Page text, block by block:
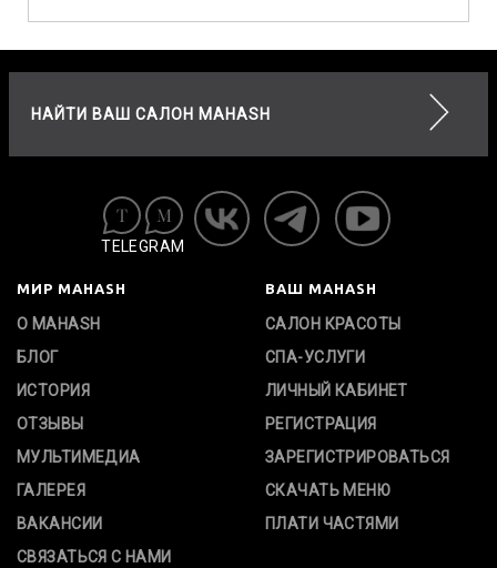
НАЙТИ ВАШ САЛОН MAHASH
TELEGRAM
МИР MAHASH
О MAHASH
БЛОГ
ИСТОРИЯ
ОТЗЫВЫ
МУЛЬТИМЕДИА
ГАЛЕРЕЯ
ВАКАНСИИ
СВЯЗАТЬСЯ С НАМИ
ВАШ MAHASH
САЛОН КРАСОТЫ
СПА-УСЛУГИ
ЛИЧНЫЙ КАБИНЕТ
РЕГИСТРАЦИЯ
ЗАРЕГИСТРИРОВАТЬСЯ
СКАЧАТЬ МЕНЮ
ПЛАТИ ЧАСТЯМИ